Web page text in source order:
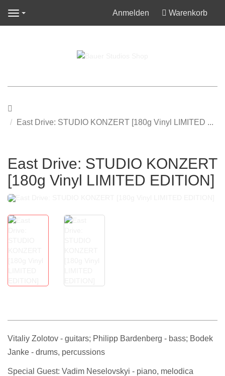
Navigation Anmelden Warenkorb
East Drive: STUDIO KONZERT [180g Vinyl LIMITED ...
East Drive: STUDIO KONZERT
[180g Vinyl LIMITED EDITION]
Vitaliy Zolotov - guitars; Philipp Bardenberg - bass; Bodek
Janke - drums, percussions
Special Guest: Vadim Neselovskyi - piano, melodica